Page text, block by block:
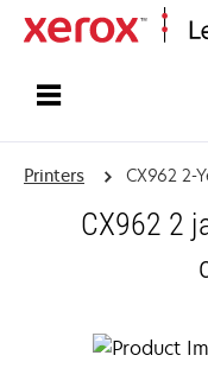
Printers CX962 2-
CX962 2